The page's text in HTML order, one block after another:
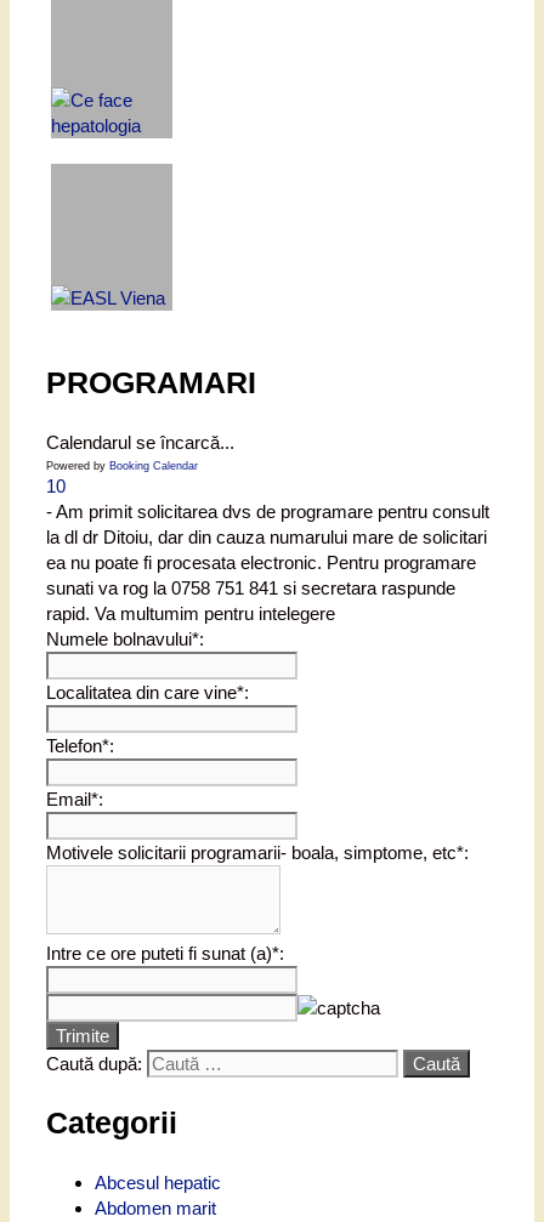
PROGRAMARI
Calendarul se încarcă...
Powered by Booking Calendar
10
- Am primit solicitarea dvs de programare pentru consult
la dl dr Ditoiu, dar din cauza numarului mare de solicitari
ea nu poate fi procesata electronic. Pentru programare
sunati va rog la 0758 751 841 si secretara raspunde
rapid. Va multumim pentru intelegere
Numele bolnavului*:
Localitatea din care vine*:
Telefon*:
Email*:
Motivele solicitarii programarii- boala, simptome, etc*:
Intre ce ore puteti fi sunat (a)*:
Trimite
Caută după:
Categorii
Abcesul hepatic
Abdomen marit